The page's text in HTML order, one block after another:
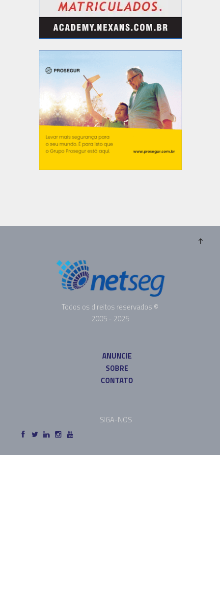
Todos os direitos reservados ©
2005 - 2025
ANUNCIE
SOBRE
CONTATO
SIGA-NOS